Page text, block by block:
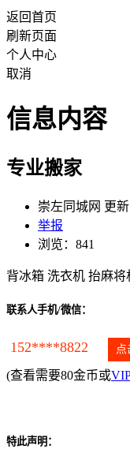
返回首页
刷新页面
个人中心
取消
信息内容
专业搬家
崇左同城网 更
举报
浏览：841
背冰箱 洗衣机 抬麻
联系人手机/微信：
152****8822 点
(查看需要80金币或
特此声明：